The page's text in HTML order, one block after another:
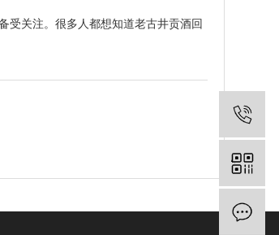
受关注。很多人都想知道老古井贡酒回